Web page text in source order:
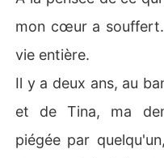
mon cœur a
vie entière.
Il y a deux ans, au
et de Tina, ma
piégée par